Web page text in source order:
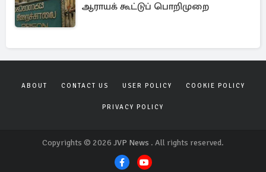
ஆராயக் கூட்டுப் பொறிமுறை
ABOUT CONTACT US USER POLICY COOKIE POLICY
PRIVACY POLICY
Copyrights © 2026 JVP News . All rights reserved.